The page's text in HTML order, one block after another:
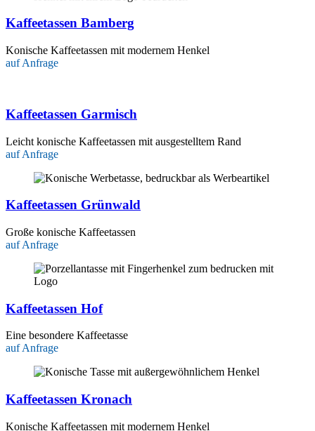
Kaffeetassen Bamberg
Konische Kaffeetassen mit modernem Henkel
auf Anfrage
Kaffeetassen Garmisch
Leicht konische Kaffeetassen mit ausgestelltem Rand
auf Anfrage
Kaffeetassen Grünwald
Große konische Kaffeetassen
auf Anfrage
Kaffeetassen Hof
Eine besondere Kaffeetasse
auf Anfrage
Kaffeetassen Kronach
Konische Kaffeetassen mit modernem Henkel